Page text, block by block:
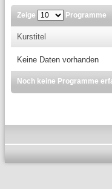
Zeige Programme
Kurstitel
Keine Daten vorhanden
Noch keine Programme